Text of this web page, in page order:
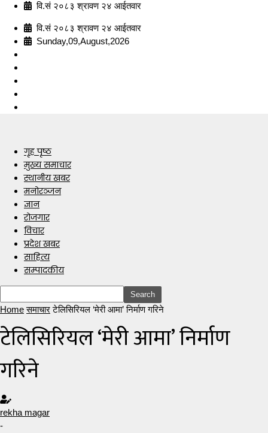
वि.सं २०८३ श्रावण २४ आईतवार
वि.सं २०८३ श्रावण २४ आईतवार
Sunday,09,August,2026
गृह पृष्ठ
मुख्य समाचार
स्थानीय खबर
मनोरञ्जन
ज्ञान
रोजगार
विचार
प्रदेश खबर
साहित्य
सम्पादकीय
Home समाचार टेलिसिरियल ‘मेरी आमा’ निर्माण गरिने
टेलिसिरियल ‘मेरी आमा’ निर्माण
गरिने
rekha magar
-